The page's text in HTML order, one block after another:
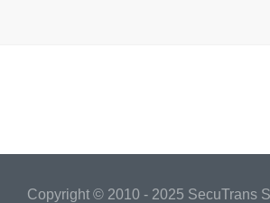
Copyright © 2010 - 2025 SecuTrans